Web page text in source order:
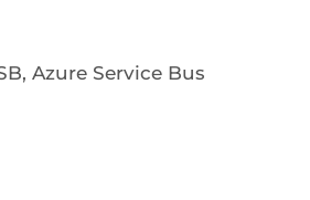
Azure Service Bus